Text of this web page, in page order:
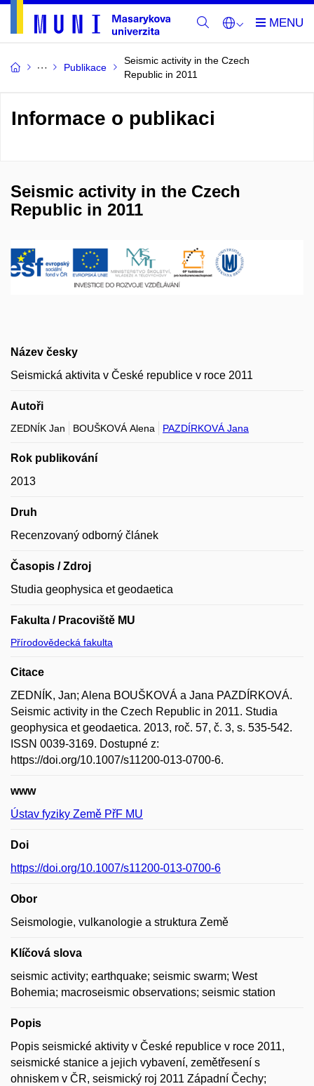
Publikace
Seismic activity in the Czech
Republic in 2011
Informace o publikaci
Seismic activity in the Czech
Republic in 2011
Název česky
Seismická aktivita v České republice v roce 2011
Autoři
ZEDNÍK Jan BOUŠKOVÁ Alena PAZDÍRKOVÁ Jana
Rok publikování
2013
Druh
Recenzovaný odborný článek
Časopis / Zdroj
Studia geophysica et geodaetica
Fakulta / Pracoviště MU
Přírodovědecká fakulta
Citace
ZEDNÍK, Jan; Alena BOUŠKOVÁ a Jana PAZDÍRKOVÁ.
Seismic activity in the Czech Republic in 2011. Studia
geophysica et geodaetica. 2013, roč. 57, č. 3, s. 535-542.
ISSN 0039-3169. Dostupné z:
https://doi.org/10.1007/s11200-013-0700-6.
www
Ústav fyziky Země PřF MU
Doi
https://doi.org/10.1007/s11200-013-0700-6
Obor
Seismologie, vulkanologie a struktura Země
Klíčová slova
seismic activity; earthquake; seismic swarm; West
Bohemia; macroseismic observations; seismic station
Popis
Popis seismické aktivity v České republice v roce 2011,
seismické stanice a jejich vybavení, zemětřesení s
ohniskem v ČR, seismický roj 2011 Západní Čechy;